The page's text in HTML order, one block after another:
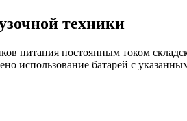
техники
питания постоянным током
использование батарей с